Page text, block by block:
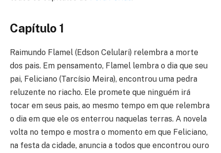
Capítulo 1
Raimundo Flamel (Edson Celulari) relembra a morte
dos pais. Em pensamento, Flamel lembra o dia que seu
pai, Feliciano (Tarcísio Meira), encontrou uma pedra
reluzente no riacho. Ele promete que ninguém irá
tocar em seus pais, ao mesmo tempo em que relembra
o dia em que ele os enterrou naquelas terras. A novela
volta no tempo e mostra o momento em que Feliciano,
na festa da cidade, anuncia a todos que encontrou ouro